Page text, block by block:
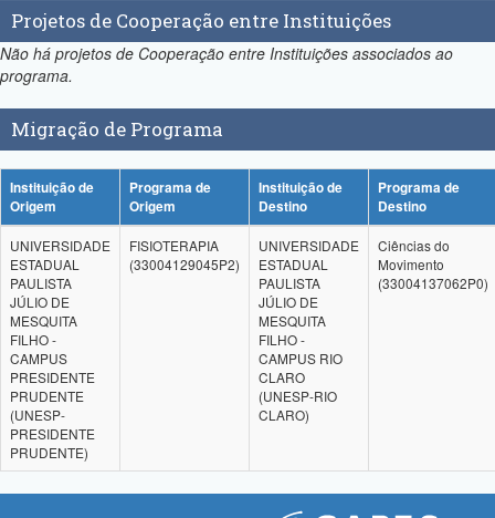
Projetos de Cooperação entre Instituições
Não há projetos de Cooperação entre Instituições associados ao
programa.
Migração de Programa
Instituição de
Origem
Programa de
Origem
Instituição de
Destino
Programa de
Destino
UNIVERSIDADE
ESTADUAL
PAULISTA
JÚLIO DE
MESQUITA
FILHO -
CAMPUS
PRESIDENTE
PRUDENTE
(UNESP-
PRESIDENTE
PRUDENTE)
FISIOTERAPIA
(33004129045P2)
UNIVERSIDADE
ESTADUAL
PAULISTA
JÚLIO DE
MESQUITA
FILHO -
CAMPUS RIO
CLARO
(UNESP-RIO
CLARO)
Ciências do
Movimento
(33004137062P0)